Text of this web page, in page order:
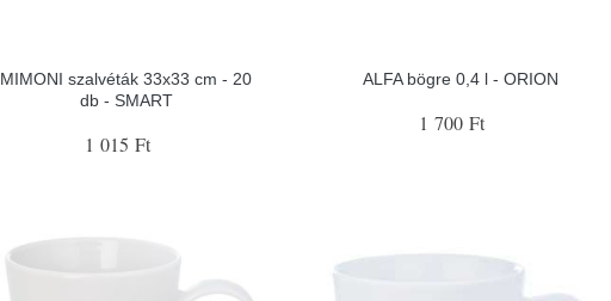
MIMONI szalvéták 33x33 cm - 20
db - SMART
1 015 Ft
ALFA bögre 0,4 l - ORION
1 700 Ft